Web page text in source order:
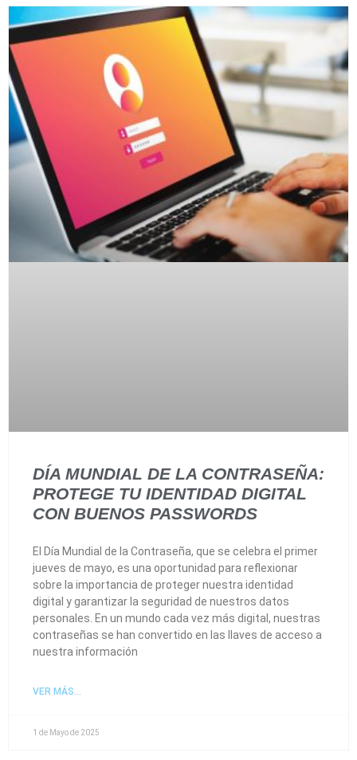
DÍA MUNDIAL DE LA CONTRASEÑA:
PROTEGE TU IDENTIDAD DIGITAL
CON BUENOS PASSWORDS
El Día Mundial de la Contraseña, que se celebra el primer
jueves de mayo, es una oportunidad para reflexionar
sobre la importancia de proteger nuestra identidad
digital y garantizar la seguridad de nuestros datos
personales. En un mundo cada vez más digital, nuestras
contraseñas se han convertido en las llaves de acceso a
nuestra información
VER MÁS...
1 de Mayo de 2025